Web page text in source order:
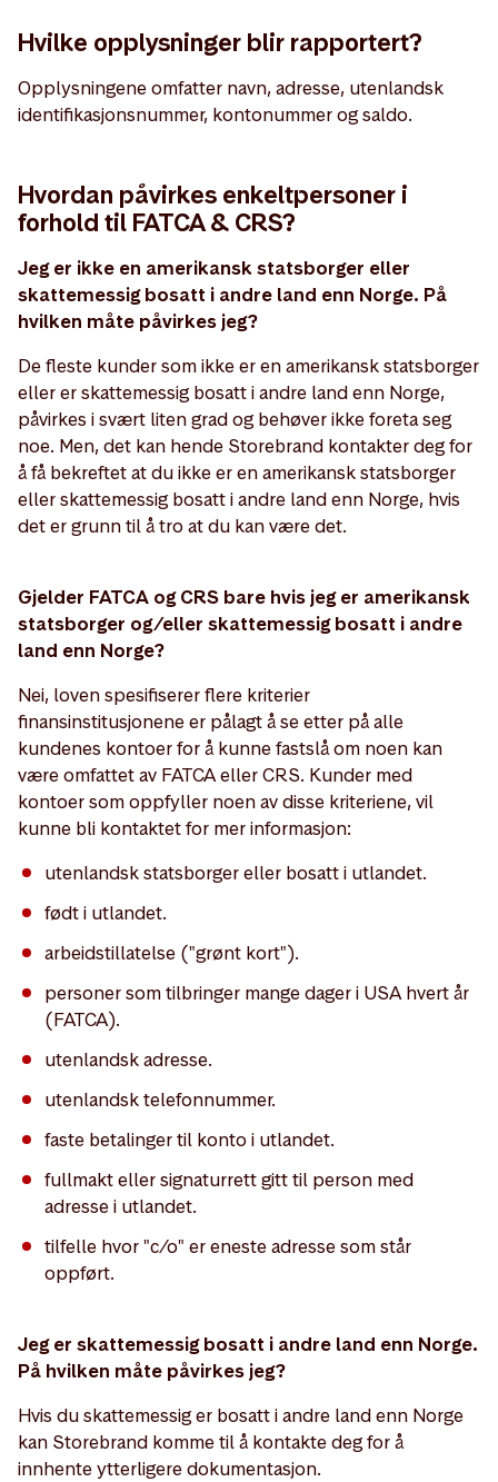
Hvilke opplysninger blir rapportert?
Opplysningene omfatter navn, adresse, utenlandsk
identifikasjonsnummer, kontonummer og saldo.
Hvordan påvirkes enkeltpersoner i
forhold til FATCA & CRS?
Jeg er ikke en amerikansk statsborger eller
skattemessig bosatt i andre land enn Norge. På
hvilken måte påvirkes jeg?
De fleste kunder som ikke er en amerikansk statsborger
eller er skattemessig bosatt i andre land enn Norge,
påvirkes i svært liten grad og behøver ikke foreta seg
noe. Men, det kan hende Storebrand kontakter deg for
å få bekreftet at du ikke er en amerikansk statsborger
eller skattemessig bosatt i andre land enn Norge, hvis
det er grunn til å tro at du kan være det.
Gjelder FATCA og CRS bare hvis jeg er amerikansk
statsborger og/eller skattemessig bosatt i andre
land enn Norge?
Nei, loven spesifiserer flere kriterier
finansinstitusjonene er pålagt å se etter på alle
kundenes kontoer for å kunne fastslå om noen kan
være omfattet av FATCA eller CRS. Kunder med
kontoer som oppfyller noen av disse kriteriene, vil
kunne bli kontaktet for mer informasjon:
utenlandsk statsborger eller bosatt i utlandet.
født i utlandet.
arbeidstillatelse ("grønt kort").
personer som tilbringer mange dager i USA hvert år
(FATCA).
utenlandsk adresse.
utenlandsk telefonnummer.
faste betalinger til konto i utlandet.
fullmakt eller signaturrett gitt til person med
adresse i utlandet.
tilfelle hvor "c/o" er eneste adresse som står
oppført.
Jeg er skattemessig bosatt i andre land enn Norge.
På hvilken måte påvirkes jeg?
Hvis du skattemessig er bosatt i andre land enn Norge
kan Storebrand komme til å kontakte deg for å
innhente ytterligere dokumentasjon.